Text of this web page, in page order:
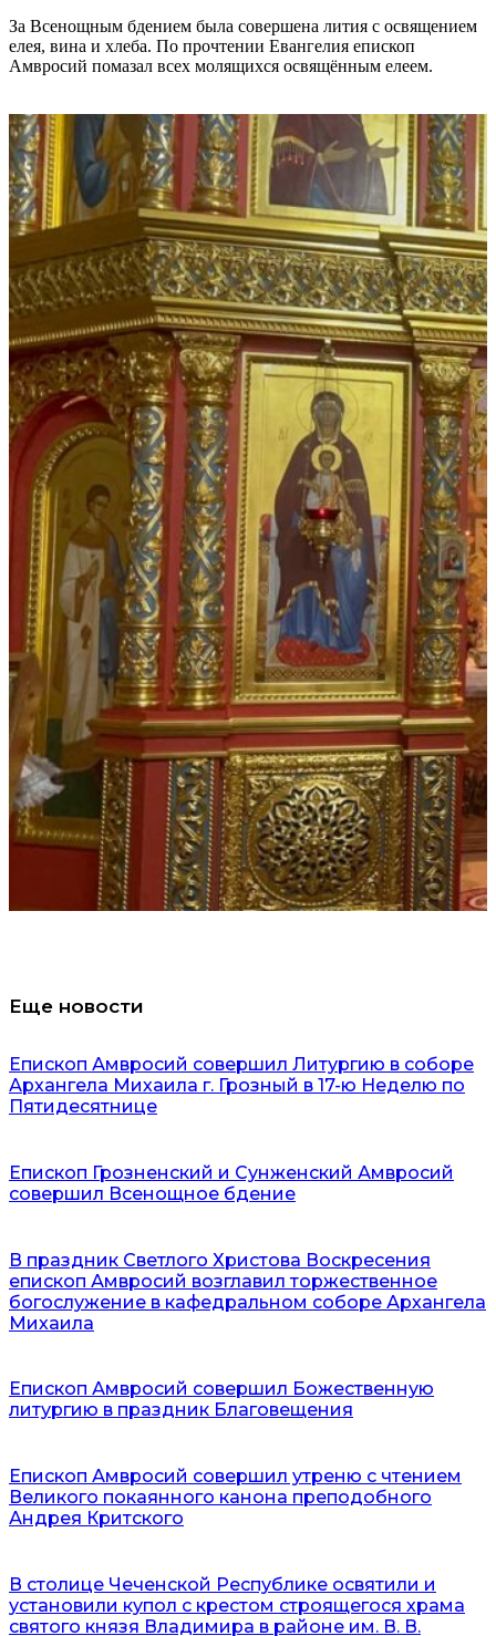
За Всенощным бдением была совершена лития с освящением
елея, вина и хлеба. По прочтении Евангелия епископ
Амвросий помазал всех молящихся освящённым елеем.
Еще новости
Епископ Амвросий совершил Литургию в соборе
Архангела Михаила г. Грозный в 17-ю Неделю по
Пятидесятнице
Епископ Грозненский и Сунженский Амвросий
совершил Всенощное бдение
В праздник Светлого Христова Воскресения
епископ Амвросий возглавил торжественное
богослужение в кафедральном соборе Архангела
Михаила
Епископ Амвросий совершил Божественную
литургию в праздник Благовещения
Епископ Амвросий совершил утреню с чтением
Великого покаянного канона преподобного
Андрея Критского
В столице Чеченской Республике освятили и
установили купол с крестом строящегося храма
святого князя Владимира в районе им. В. В.